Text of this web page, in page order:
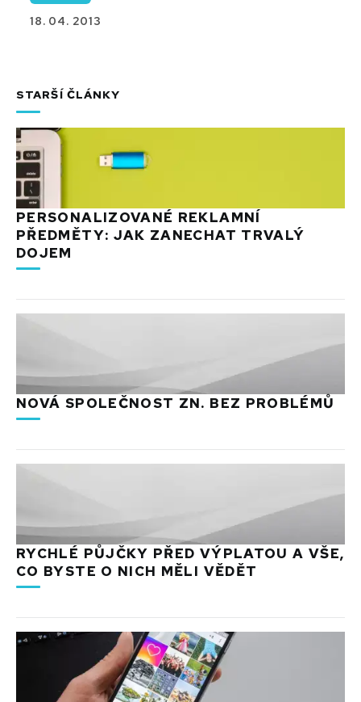
18. 04. 2013
STARŠÍ ČLÁNKY
PERSONALIZOVANÉ REKLAMNÍ
PŘEDMĚTY: JAK ZANECHAT TRVALÝ
DOJEM
NOVÁ SPOLEČNOST ZN. BEZ PROBLÉMŮ
RYCHLÉ PŮJČKY PŘED VÝPLATOU A VŠE,
CO BYSTE O NICH MĚLI VĚDĚT